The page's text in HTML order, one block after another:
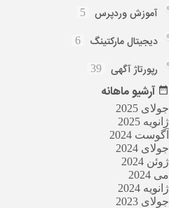
آموزش وردپرس 5
دیجیتال مارکتینگ 6
رپورتاژ آگهی 39
آرشیوماهانه
جولای 2025
ژانویه 2025
آگوست 2024
جولای 2024
ژوئن 2024
می 2024
ژانویه 2024
جولای 2023